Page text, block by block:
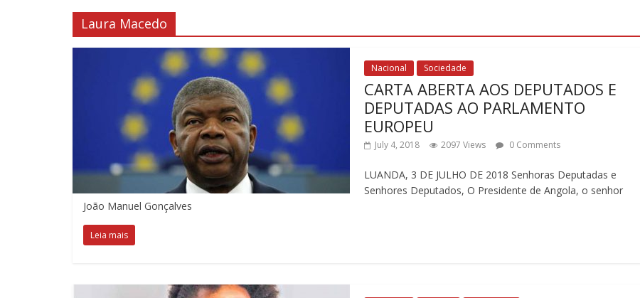
Laura Macedo
Nacional Sociedade
CARTA ABERTA AOS DEPUTADOS E
DEPUTADAS AO PARLAMENTO
EUROPEU
July 4, 2018 2097 Views 0 Comments
LUANDA, 3 DE JULHO DE 2018 Senhoras Deputadas e
Senhores Deputados, O Presidente de Angola, o senhor
João Manuel Gonçalves
Leia mais